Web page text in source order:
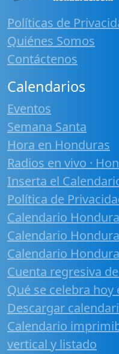
Políticas de
Quiénes Somos
Contáctenos
Calendarios
Eventos
Semana Santa
Hora en Honduras
Radios en vivo ·
Inserta el
Política de
Calendario
Calendario
Calendario
Cuenta regresiva
Qué se celebra hoy
Descargar
Calendario
vertical y listado